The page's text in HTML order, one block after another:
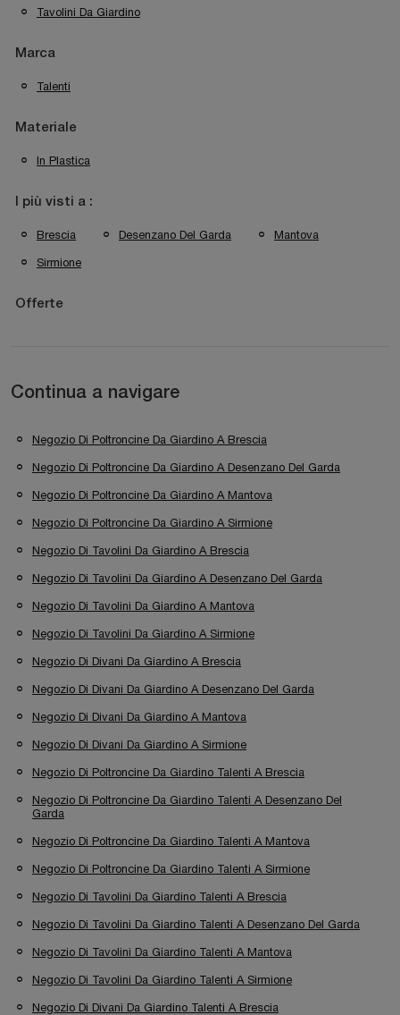
Tavolini Da Giardino
Marca
Talenti
Materiale
In Plastica
I più visti a :
Brescia Desenzano Del Garda Mantova
Sirmione
Offerte
Continua a navigare
Negozio Di Poltroncine Da Giardino A Brescia
Negozio Di Poltroncine Da Giardino A Desenzano Del Garda
Negozio Di Poltroncine Da Giardino A Mantova
Negozio Di Poltroncine Da Giardino A Sirmione
Negozio Di Tavolini Da Giardino A Brescia
Negozio Di Tavolini Da Giardino A Desenzano Del Garda
Negozio Di Tavolini Da Giardino A Mantova
Negozio Di Tavolini Da Giardino A Sirmione
Negozio Di Divani Da Giardino A Brescia
Negozio Di Divani Da Giardino A Desenzano Del Garda
Negozio Di Divani Da Giardino A Mantova
Negozio Di Divani Da Giardino A Sirmione
Negozio Di Poltroncine Da Giardino Talenti A Brescia
Negozio Di Poltroncine Da Giardino Talenti A Desenzano Del
Garda
Negozio Di Poltroncine Da Giardino Talenti A Mantova
Negozio Di Poltroncine Da Giardino Talenti A Sirmione
Negozio Di Tavolini Da Giardino Talenti A Brescia
Negozio Di Tavolini Da Giardino Talenti A Desenzano Del Garda
Negozio Di Tavolini Da Giardino Talenti A Mantova
Negozio Di Tavolini Da Giardino Talenti A Sirmione
Negozio Di Divani Da Giardino Talenti A Brescia